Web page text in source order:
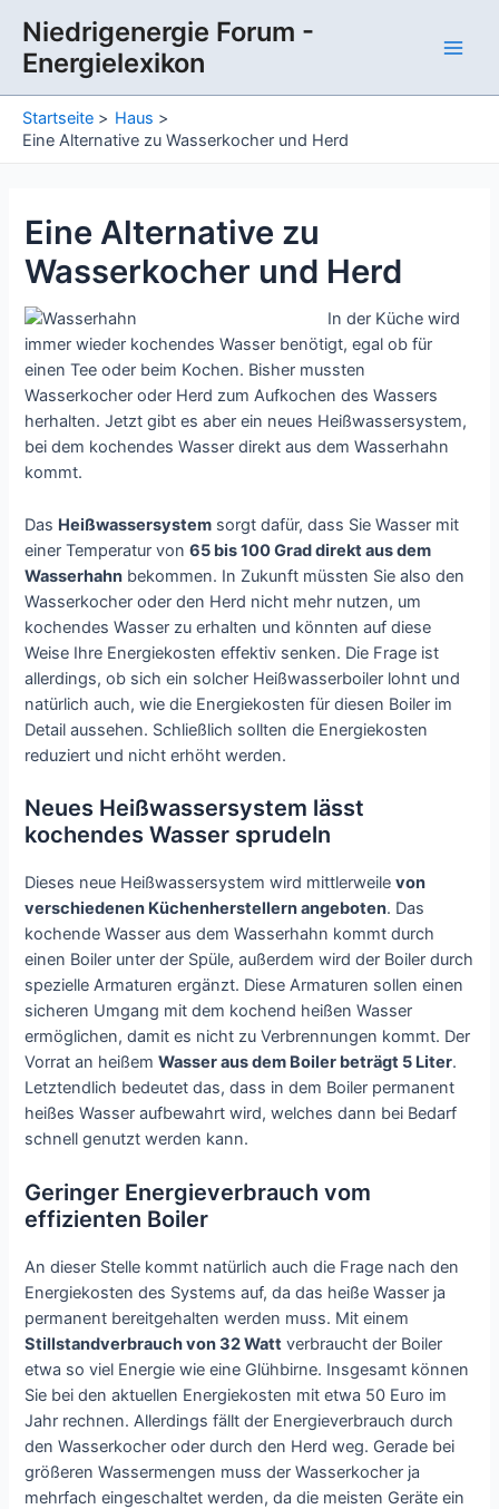
Inhalt
springen
Niedrigenergie Forum -
Energielexikon
Startseite
Haus
Eine Alternative zu Wasserkocher und Herd
Eine Alternative zu
Wasserkocher und Herd
In der Küche wird
immer wieder kochendes Wasser benötigt, egal ob für
einen Tee oder beim Kochen. Bisher mussten
Wasserkocher oder Herd zum Aufkochen des Wassers
herhalten. Jetzt gibt es aber ein neues Heißwassersystem,
bei dem kochendes Wasser direkt aus dem Wasserhahn
kommt.
Das Heißwassersystem sorgt dafür, dass Sie Wasser mit
einer Temperatur von65 bis 100 Grad direkt aus dem
Wasserhahn bekommen. In Zukunft müssten Sie also den
Wasserkocher oder den Herd nicht mehr nutzen, um
kochendes Wasser zu erhalten und könnten auf diese
Weise Ihre Energiekosten effektiv senken. Die Frage ist
allerdings, ob sich ein solcher Heißwasserboiler lohnt und
natürlich auch, wie die Energiekosten für diesen Boiler im
Detail aussehen. Schließlich sollten die Energiekosten
reduziert und nicht erhöht werden.
Neues Heißwassersystem lässt
kochendes Wasser sprudeln
Dieses neue Heißwassersystem wird mittlerweilevon
verschiedenen Küchenherstellern angeboten. Das
kochende Wasser aus dem Wasserhahn kommt durch
einen Boiler unter der Spüle, außerdem wird der Boiler durch
spezielle Armaturen ergänzt. Diese Armaturen sollen einen
sicheren Umgang mit dem kochend heißen Wasser
ermöglichen, damit es nicht zu Verbrennungen kommt. Der
Vorrat an heißemWasser aus dem Boiler beträgt 5 Liter.
Letztendlich bedeutet das, dass in dem Boiler permanent
heißes Wasser aufbewahrt wird, welches dann bei Bedarf
schnell genutzt werden kann.
Geringer Energieverbrauch vom
effizienten Boiler
An dieser Stelle kommt natürlich auch die Frage nach den
Energiekosten des Systems auf, da das heiße Wasser ja
permanent bereitgehalten werden muss. Mit einem
Stillstandverbrauch von 32 Watt verbraucht der Boiler
etwa so viel Energie wie eine Glühbirne. Insgesamt können
Sie bei den aktuellen Energiekosten mit etwa 50 Euro im
Jahr rechnen. Allerdings fällt der Energieverbrauch durch
den Wasserkocher oder durch den Herd weg. Gerade bei
größeren Wassermengen muss der Wasserkocher ja
mehrfach eingeschaltet werden, da die meisten Geräte ein